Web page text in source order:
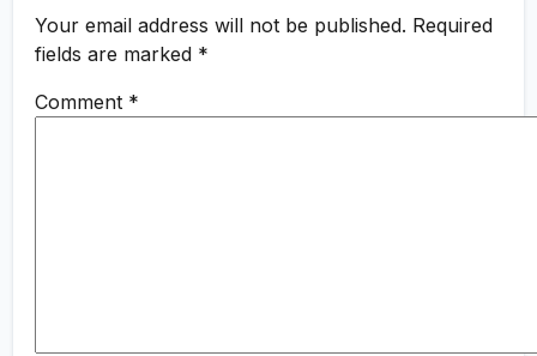
Your email address will not be published. Required
fields are marked *
Comment *